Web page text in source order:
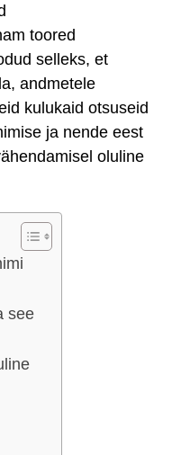
toored
selleks, et
andmetele
kulukaid otsuseid
ja nende eest
oluline
see